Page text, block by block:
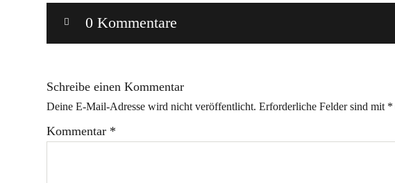
0 Kommentare
Schreibe einen Kommentar
Deine E-Mail-Adresse wird nicht veröffentlicht. Erforderliche Felder sind mit *
Kommentar *